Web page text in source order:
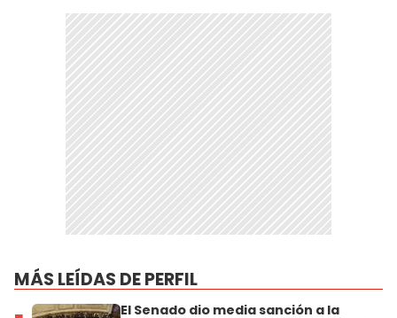
MÁS LEÍDAS DE PERFIL
El Senado dio media sanción a la